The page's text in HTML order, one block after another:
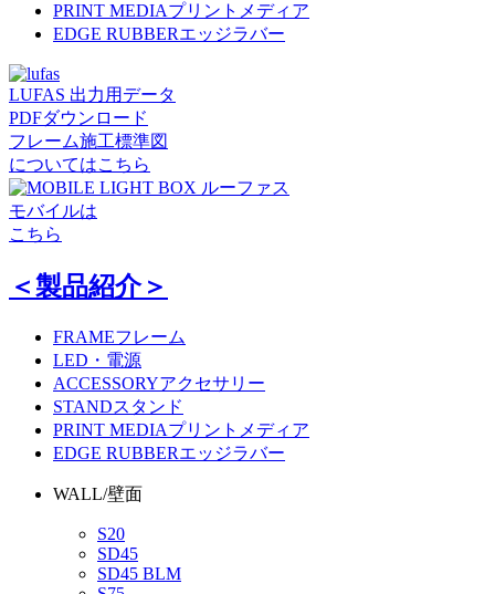
PRINT MEDIAプリントメディア
EDGE RUBBERエッジラバー
LUFAS 出力用データ
PDFダウンロード
フレーム施工標準図
についてはこちら
ルーファス
モバイルは
こちら
＜製品紹介＞
FRAMEフレーム
LED・電源
ACCESSORYアクセサリー
STANDスタンド
PRINT MEDIAプリントメディア
EDGE RUBBERエッジラバー
WALL/壁面
S20
SD45
SD45 BLM